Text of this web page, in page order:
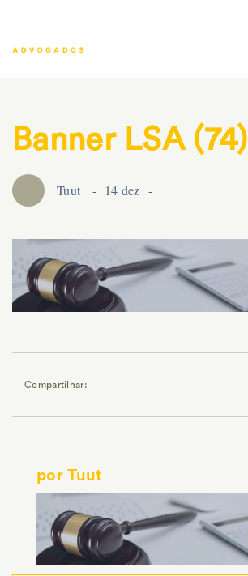
Banner LSA (74)
Tuut 14 dez
Compartilhar:
por Tuut